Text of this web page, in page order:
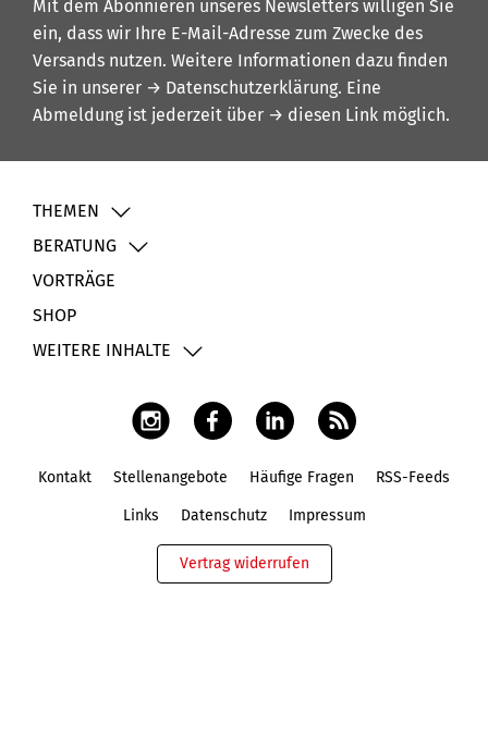
Mit dem Abonnieren unseres Newsletters willigen Sie
ein, dass wir Ihre E-Mail-Adresse zum Zwecke des
Versands nutzen. Weitere Informationen dazu finden
Sie in unserer → Datenschutzerklärung. Eine
Abmeldung ist jederzeit über → diesen Link möglich.
THEMEN
BERATUNG
VORTRÄGE
SHOP
WEITERE INHALTE
Kontakt Stellenangebote Häufige Fragen RSS-Feeds
Links Datenschutz Impressum
Vertrag widerrufen